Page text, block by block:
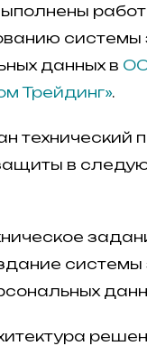
данных в
Трейдинг».
технический
в